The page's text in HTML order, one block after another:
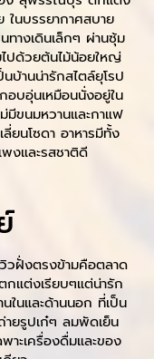
นบรรยากาศสบาย
ทางเดินเล็กๆ ผ่านซุ้ม
ไปด้วยต้นไม้น้อยใหญ่
บ้านน่ารักสไตล์ยุโรป
อบอุ่นเหมือนนั่งอยู่ใน
มีขนมหวานและกาแฟ
ยนโซดา อาหารมีทั้ง
พงและรสชาติดี
ฝั่งตรงข้ามคือตลาด
กแต่งเรียบๆแต่น่ารัก
ในและด้านนอก ที่เป็น
ายรูปเก๋ๆ ลมพัดเย็น
าะเครื่องดื่มและของ